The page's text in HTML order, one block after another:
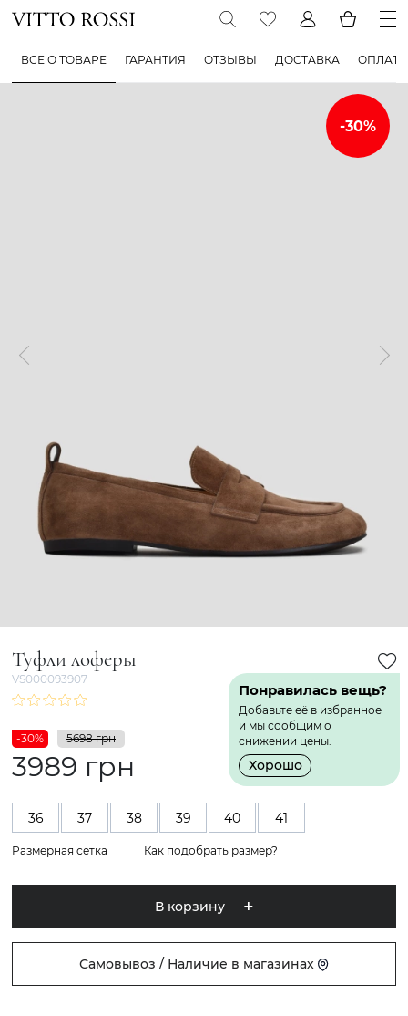
ВСЕ О ТОВАРЕ ГАРАНТИЯ ОТЗЫВЫ ДОСТАВКА ОПЛАТА
1 2 3 4 5
Туфли лоферы
VS000093907
Понравилась вещь?
Добавьте её в избранное
и мы сообщим о
снижении цены.
Хорошо
-30% 5698 грн
3989 грн
36 37 38 39 40 41
Размерная сетка Как подобрать размер?
В корзину
Самовывоз / Наличие в магазинах